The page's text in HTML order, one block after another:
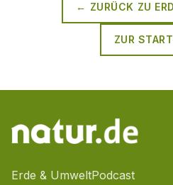
← ZURÜCK ZU
ZUR
Erde & UmweltPodcast